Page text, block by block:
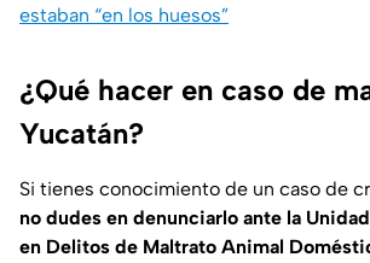
estaban “en los huesos”
¿Qué hacer en caso de
Yucatán?
Si tienes conocimiento de un caso de
no dudes en denunciarlo ante la
en Delitos de Maltrato Animal